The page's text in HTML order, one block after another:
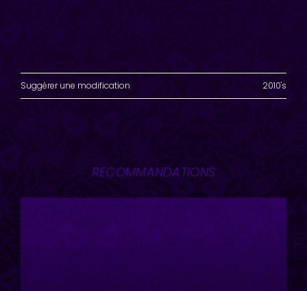
Suggérer une modification 2010's
RECOMMANDATIONS